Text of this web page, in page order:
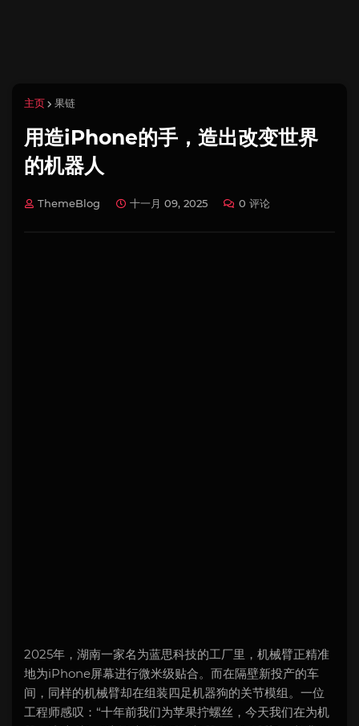
主页 果链
用造iPhone的手，造出改变世界
的机器人
ThemeBlog 十一月 09, 2025 0 评论
2025年，湖南一家名为蓝思科技的工厂里，机械臂正精准
地为iPhone屏幕进行微米级贴合。而在隔壁新投产的车
间，同样的机械臂却在组装四足机器狗的关节模组。一位
工程师感叹：“十年前我们为苹果拧螺丝，今天我们在为机